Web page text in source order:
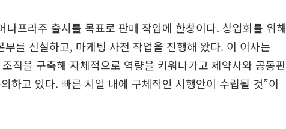
나프라주 출시를 목표로 판매 작업에 한창이다. 상업화를 위해
를 신설하고, 마케팅 사전 작업을 진행해 왔다. 이 이사는
직을 구축해 자체적으로 역량을 키워나가고 제약사와 공동판
하고 있다. 빠른 시일 내에 구체적인 시행안이 수립될 것”이